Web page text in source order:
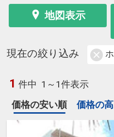
地図表示
現在の絞り込み
1 件中 1～1件表示
価格の安い順
価格の